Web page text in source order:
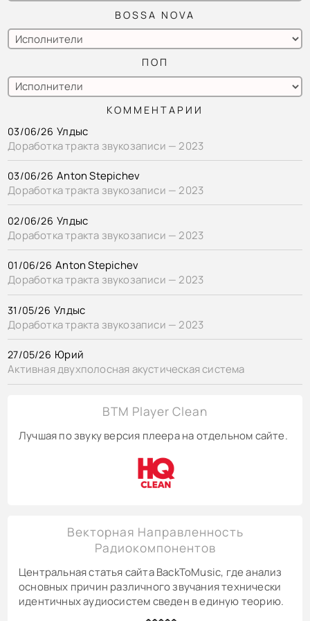
BOSSA NOVA
ПОП
КОММЕНТАРИИ
03/06/26 Улдыс
Доработка тракта звукозаписи — 2023
03/06/26 Anton Stepichev
Доработка тракта звукозаписи — 2023
02/06/26 Улдыс
Доработка тракта звукозаписи — 2023
01/06/26 Anton Stepichev
Доработка тракта звукозаписи — 2023
31/05/26 Улдыс
Доработка тракта звукозаписи — 2023
27/05/26 Юрий
Активная двухполосная акустическая система
BTM Player Clean
Лучшая по звуку версия плеера на отдельном сайте.
Векторная Направленность
Радиокомпонентов
Центральная статья сайта BackToMusic, где анализ
основных причин различного звучания технически
идентичных аудиосистем сведен в единую теорию.